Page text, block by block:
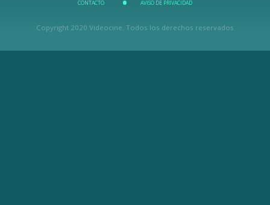
CONTACTO AVISO DE PRIVACIDAD
Copyright 2020 Videocine. Todos los derechos reservados